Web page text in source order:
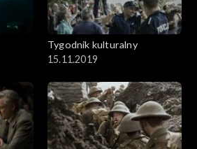
Tygodnik kulturalny
15.11.2019